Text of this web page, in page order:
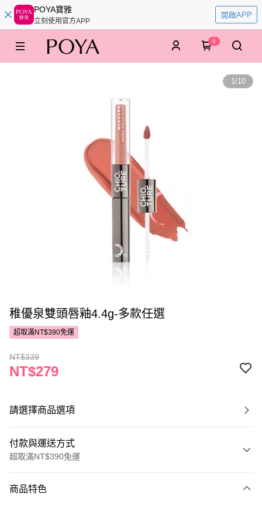
POYA寶雅
立刻使用官方APP
開啟APP
0
1/10
稚優泉雙頭唇釉4.4g-多款任選
超取滿NT$390免運
NT$339
NT$279
請選擇商品選項
付款與運送方式
超取滿NT$390免運
POYA支付
商品特色